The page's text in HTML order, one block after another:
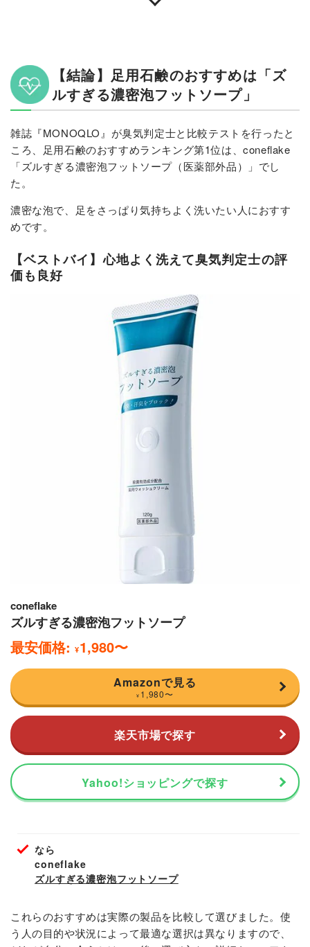
【結論】足用石鹸のおすすめは「ズ
ルすぎる濃密泡フットソープ」
雑誌『MONOQLO』が臭気判定士と比較テストを行ったと
ころ、足用石鹸のおすすめランキング第1位は、coneflake
「ズルすぎる濃密泡フットソープ（医薬部外品）」でし
た。
濃密な泡で、足をさっぱり気持ちよく洗いたい人におすす
めです。
【ベストバイ】心地よく洗えて臭気判定士の評
価も良好
coneflake
ズルすぎる濃密泡フットソープ
最安価格: ¥1,980〜
Amazonで見る
¥ 1,980〜
楽天市場で探す
Yahoo!ショッピングで探す
なら
coneflake
ズルすぎる濃密泡フットソープ
これらのおすすめは実際の製品を比較して選びました。使
う人の目的や状況によって最適な選択は異なりますので、